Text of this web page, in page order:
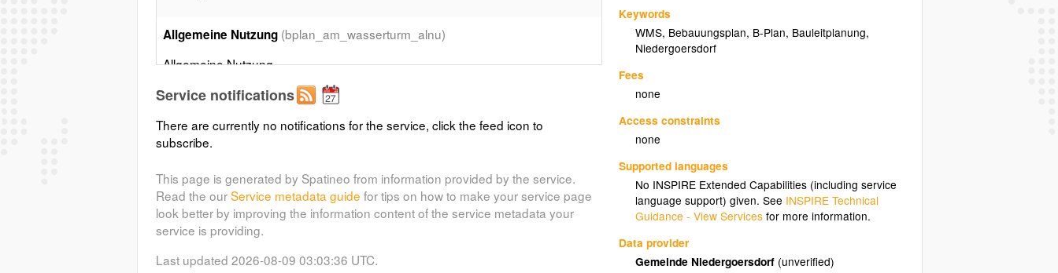
Keywords
WMS, Bebauungsplan, B-Plan, Bauleitplanung,
Niedergoersdorf
Fees
none
Access constraints
none
Supported languages
No INSPIRE Extended Capabilities (including service
language support) given. See INSPIRE Technical
Guidance - View Services for more information.
Data provider
Gemeinde Niedergoersdorf (unverified)
Allgemeine Nutzung (bplan_am_wasserturm_alnu)
Allgemeine Nutzung
(bplan_am_wasserturm_stbg)
Strassenbegrenzung
Bauweise (bplan_am_wasserturm_bwse_l)
Bauweise
Service notifications
There are currently no notifications for the service, click the feed icon to
subscribe.
This page is generated by Spatineo from information provided by the service.
Read the ourService metadata guide for tips on how to make your service page
look better by improving the information content of the service metadata your
service is providing.
Last updated 2026-08-09 03:03:36 UTC.